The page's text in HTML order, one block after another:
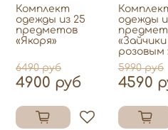
Комплект
одежды из 25
предметов
«Якоря»
6490 руб
4900 руб
одежды
«Зайчики
розовым
5990 руб
4590